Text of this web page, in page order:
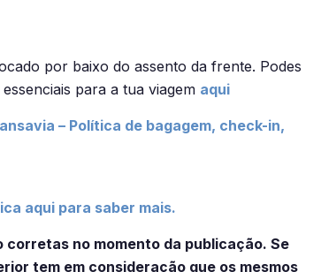
por baixo do assento da frente. Podes
para a tua viagem aqui
– Política de bagagem, check-in,
aqui para saber mais.
no momento da publicação. Se
tem em consideração que os mesmos